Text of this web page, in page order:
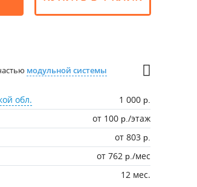
модульной системы
обл. 1 000 р.
от 100 р./этаж
от 803 р.
от 762 р./мес
12 мес.